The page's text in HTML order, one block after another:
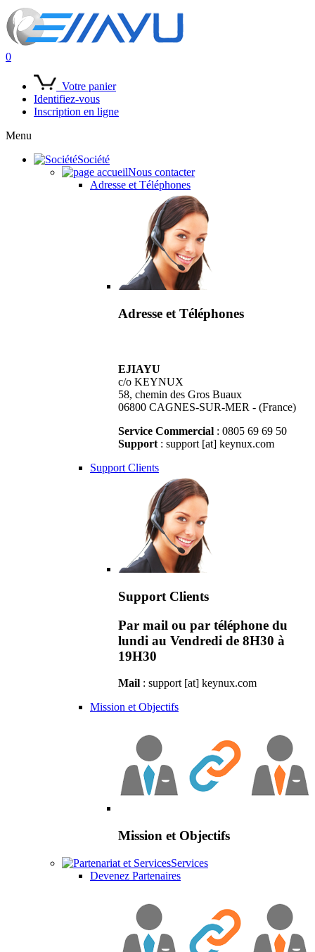
0
Votre panier
Identifiez-vous
Inscription en ligne
Menu
Société
Nous contacter
Adresse et Téléphones
Adresse et Téléphones
EJIAYU
c/o KEYNUX
58, chemin des Gros Buaux
06800 CAGNES-SUR-MER - (France)
Service Commercial : 0805 69 69 50
Support : support [at] keynux.com
Support Clients
Support Clients
Par mail ou par téléphone du
lundi au Vendredi de 8H30 à
19H30
Mail : support [at] keynux.com
Mission et Objectifs
Mission et Objectifs
Services
Devenez Partenaires